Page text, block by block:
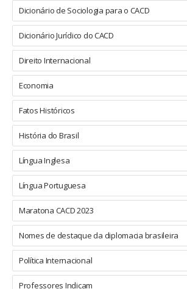
Dicionário de Sociologia para o CACD
Dicionário Jurídico do CACD
Direito Internacional
Economia
Fatos Históricos
História do Brasil
Língua Inglesa
Língua Portuguesa
Maratona CACD 2023
Nomes de destaque da diplomacia brasileira
Política Internacional
Professores Indicam